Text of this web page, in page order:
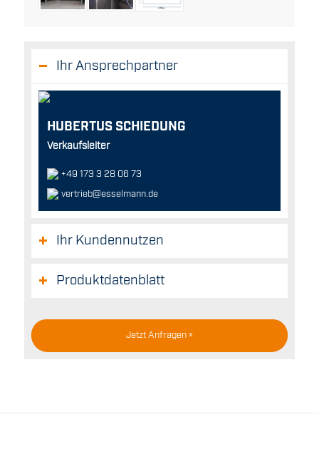
Ihr Ansprechpartner
HUBERTUS SCHIEDUNG
Verkaufsleiter
+49 173 3 28 06 73
vertrieb@esselmann.de
Ihr Kundennutzen
Produktdatenblatt
Jetzt Anfragen »